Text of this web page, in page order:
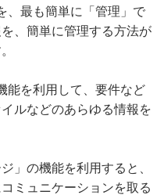
、最も簡単に「管理」で
、簡単に管理する方法が
能を利用して、要件など
ルなどのあらゆる情報を
」の機能を利用すると、
ミュニケーションを取る